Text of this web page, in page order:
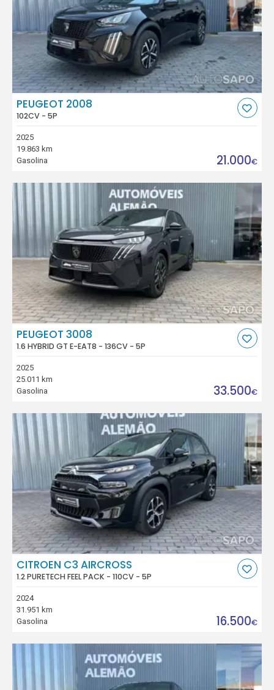
PEUGEOT 2008
102CV - 5P
2025
19.863 km
Gasolina
21.000€
PEUGEOT 3008
1.6 HYBRID GT E-EAT8 - 136CV - 5P
2025
25.011 km
Gasolina
33.500€
CITROEN C3 AIRCROSS
1.2 PURETECH FEEL PACK - 110CV - 5P
2024
31.951 km
Gasolina
16.500€